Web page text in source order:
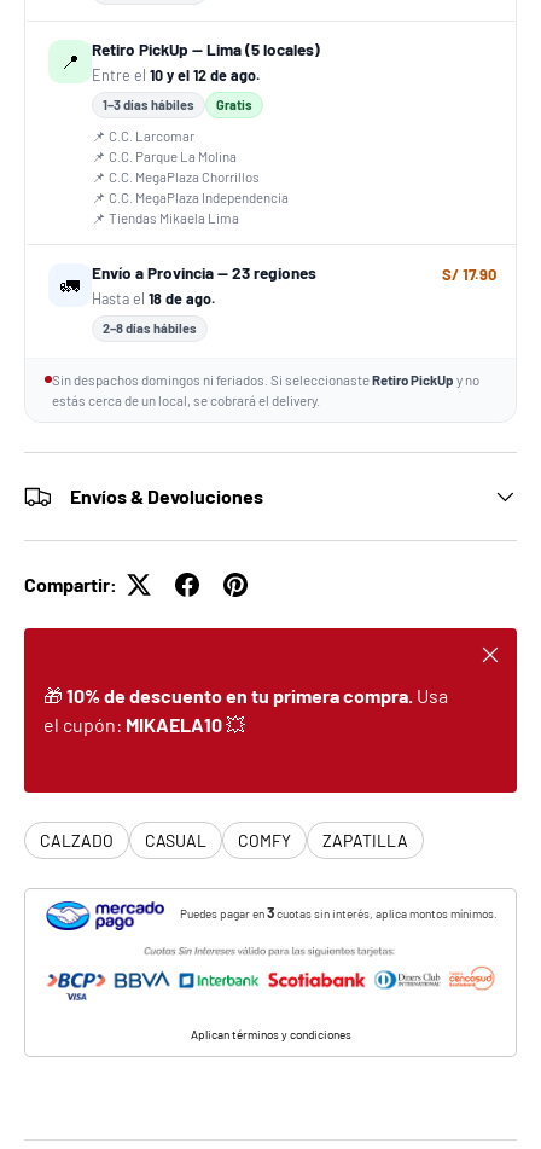
📍
Retiro PickUp — Lima (5 locales)
Entre el 10 y el 12 de ago.
1–3 días hábiles Gratis
📌 C.C. Larcomar
📌 C.C. Parque La Molina
📌 C.C. MegaPlaza Chorrillos
📌 C.C. MegaPlaza Independencia
📌 Tiendas Mikaela Lima
🚛
Envío a Provincia — 23 regiones
Hasta el 18 de ago.
2–8 días hábiles
S/ 17.90
Sin despachos domingos ni feriados. Si seleccionasteRetiro PickUp y no
estás cerca de un local, se cobrará el delivery.
Envíos & Devoluciones
Compartir:
🎁 10% de descuento en tu primera compra. Usa
el cupón: MIKAELA10💥
Cerrar
CALZADO CASUAL COMFY ZAPATILLA
Puedes pagar en3cuotas sin interés, aplica montos mínimos.
Aplican términos y condiciones